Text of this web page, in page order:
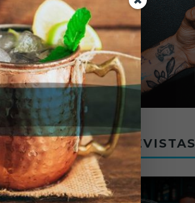
ENTREVISTAS